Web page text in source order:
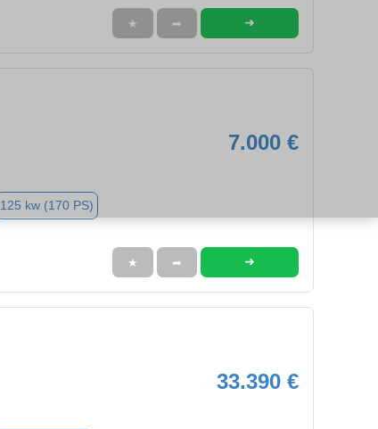
★ ➦ ➜
7.000 €
125 kw (170 PS)
★ ➦ ➜
33.390 €